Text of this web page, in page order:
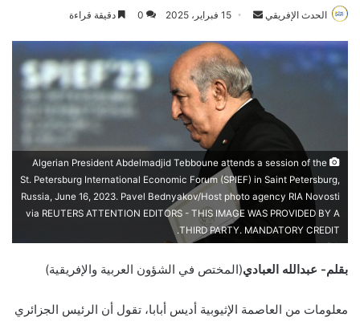
الحدث الإفريقي
Send
email
15 فبراير، 2025 0 دقيقة قراءة
Algerian President Abdelmadjid Tebboune attends a session of the
St. Petersburg International Economic Forum (SPIEF) in Saint Petersburg,
Russia, June 16, 2023. Pavel Bednyakov/Host photo agency RIA Novosti
via REUTERS ATTENTION EDITORS - THIS IMAGE WAS PROVIDED BY A
THIRD PARTY. MANDATORY CREDIT.
بقلم- عبدالله العبادي(المختص في الشؤون العربية والإفريقية)
معلومات من العاصمة الإثيوبية أديس أبابا، تقول أن الرئيس الجزائري